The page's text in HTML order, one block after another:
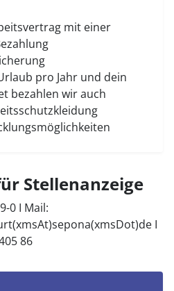
mit einer
pro Jahr und dein
bezahlen wir auch
Stellenanzeige
0 I Mail:
I
86